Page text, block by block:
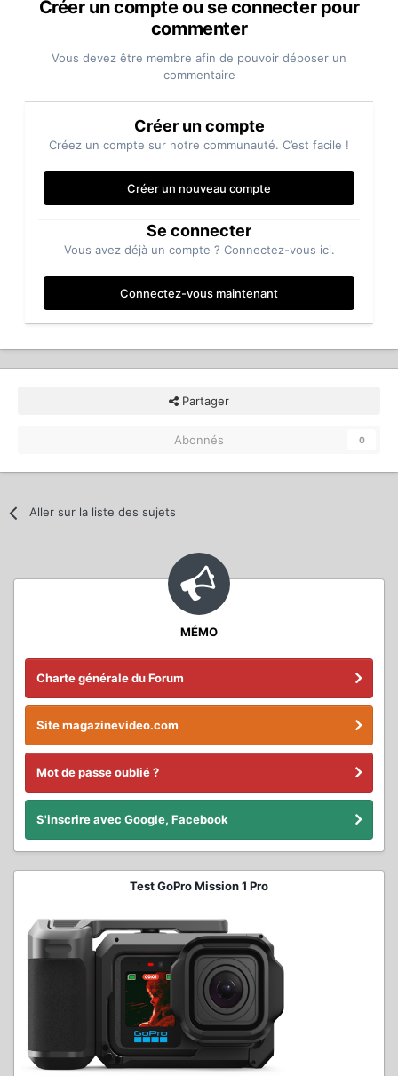
Créer un compte ou se connecter pour
commenter
Vous devez être membre afin de pouvoir déposer un
commentaire
Créer un compte
Créez un compte sur notre communauté. C’est facile !
Créer un nouveau compte
Se connecter
Vous avez déjà un compte ? Connectez-vous ici.
Connectez-vous maintenant
Partager
Abonnés 0
Aller sur la liste des sujets
MÉMO
Charte générale du Forum
Site magazinevideo.com
Mot de passe oublié ?
S'inscrire avec Google, Facebook
Test GoPro Mission 1 Pro